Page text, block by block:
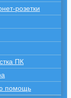
розетки
ПК
помощь